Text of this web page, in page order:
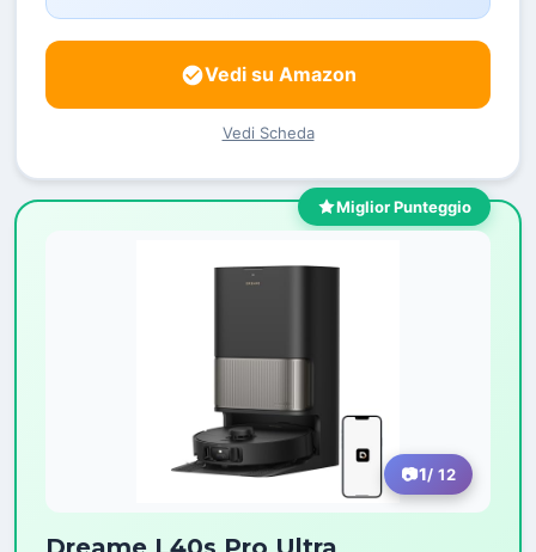
Vedi su Amazon
Vedi Scheda
Miglior Punteggio
1/ 12